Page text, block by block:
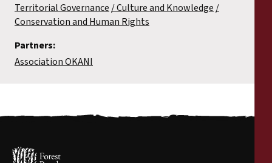
Territorial Governance Culture and Knowledge
Conservation and Human Rights
Partners:
Association OKANI